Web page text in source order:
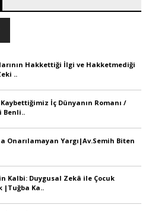
Hakkettiği İlgi ve Hakketmediği
..
Kaybettiğimiz İç Dünyanın Romanı /
Benli..
Onarılamayan Yargı|Av.Semih Biten
Kalbi: Duygusal Zekâ ile Çocuk
|Tuğba Ka..